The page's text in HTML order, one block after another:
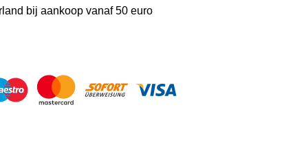
bij aankoop vanaf 50 euro